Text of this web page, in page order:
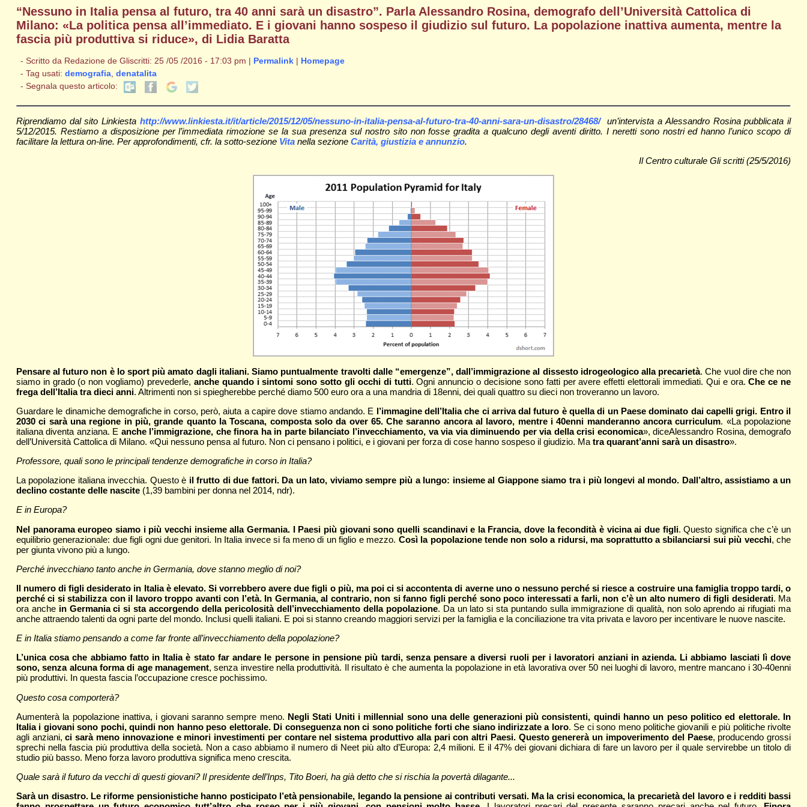
“Nessuno in Italia pensa al futuro, tra 40 anni sarà un disastro”. Parla Alessandro Rosina, demografo dell’Università Cattolica di
Milano: «La politica pensa all’immediato. E i giovani hanno sospeso il giudizio sul futuro. La popolazione inattiva aumenta, mentre la
fascia più produttiva si riduce», di Lidia Baratta
- Scritto da Redazione de Gliscritti: 25 /05 /2016 - 17:03 pm | Permalink| Homepage
- Tag usati: demografia, denatalita
- Segnala questo articolo:
Riprendiamo dal sito Linkiesta http://www.linkiesta.it/it/article/2015/12/05/nessuno-in-italia-pensa-al-futuro-tra-40-anni-sara-un-disastro/28468/un’intervista a Alessandro Rosina pubblicata il
5/12/2015. Restiamo a disposizione per l’immediata rimozione se la sua presenza sul nostro sito non fosse gradita a qualcuno degli aventi diritto. I neretti sono nostri ed hanno l’unico scopo di
facilitare la lettura on-line. Per approfondimenti, cfr. la sotto-sezione Vitanella sezione Carità, giustizia e annunzio.
Il Centro culturale Gli scritti (25/5/2016)
Pensare al futuro non è lo sport più amato dagli italiani. Siamo puntualmente travolti dalle “emergenze”, dall’immigrazione al dissesto idrogeologico alla precarietà. Che vuol dire che non
siamo in grado (o non vogliamo) prevederle, anche quando i sintomi sono sotto gli occhi di tutti. Ogni annuncio o decisione sono fatti per avere effetti elettorali immediati. Qui e ora.Che ce ne
frega dell’Italia tra dieci anni. Altrimenti non si spiegherebbe perché diamo 500 euro ora a una mandria di 18enni, dei quali quattro su dieci non troveranno un lavoro.
Guardare le dinamiche demografiche in corso, però, aiuta a capire dove stiamo andando. E l’immagine dell’Italia che ci arriva dal futuro è quella di un Paese dominato dai capelli grigi. Entro il
2030 ci sarà una regione in più, grande quanto la Toscana, composta solo da over 65. Che saranno ancora al lavoro, mentre i 40enni manderanno ancora curriculum. «La popolazione
italiana diventa anziana. E anche l’immigrazione, che finora ha in parte bilanciato l’invecchiamento, va via via diminuendo per via della crisi economica», diceAlessandro Rosina, demografo
dell’Università Cattolica di Milano. «Qui nessuno pensa al futuro. Non ci pensano i politici, e i giovani per forza di cose hanno sospeso il giudizio. Ma tra quarant’anni sarà un disastro».
Professore, quali sono le principali tendenze demografiche in corso in Italia?
La popolazione italiana invecchia. Questo è il frutto di due fattori. Da un lato, viviamo sempre più a lungo: insieme al Giappone siamo tra i più longevi al mondo. Dall’altro, assistiamo a un
declino costante delle nascite(1,39 bambini per donna nel 2014, ndr).
E in Europa?
Nel panorama europeo siamo i più vecchi insieme alla Germania. I Paesi più giovani sono quelli scandinavi e la Francia, dove la fecondità è vicina ai due figli. Questo significa che c’è un
equilibrio generazionale: due figli ogni due genitori. In Italia invece si fa meno di un figlio e mezzo. Così la popolazione tende non solo a ridursi, ma soprattutto a sbilanciarsi sui più vecchi, che
per giunta vivono più a lungo.
Perché invecchiano tanto anche in Germania, dove stanno meglio di noi?
Il numero di figli desiderato in Italia è elevato. Si vorrebbero avere due figli o più, ma poi ci si accontenta di averne uno o nessuno perché si riesce a costruire una famiglia troppo tardi, o
perché ci si stabilizza con il lavoro troppo avanti con l’età. In Germania, al contrario, non si fanno figli perché sono poco interessati a farli, non c’è un alto numero di figli desiderati. Ma
ora anche in Germania ci si sta accorgendo della pericolosità dell’invecchiamento della popolazione. Da un lato si sta puntando sulla immigrazione di qualità, non solo aprendo ai rifugiati ma
anche attraendo talenti da ogni parte del mondo. Inclusi quelli italiani. E poi si stanno creando maggiori servizi per la famiglia e la conciliazione tra vita privata e lavoro per incentivare le nuove nascite.
E in Italia stiamo pensando a come far fronte all’invecchiamento della popolazione?
L’unica cosa che abbiamo fatto in Italia è stato far andare le persone in pensione più tardi, senza pensare a diversi ruoli per i lavoratori anziani in azienda. Li abbiamo lasciati lì dove
sono, senza alcuna forma di age management, senza investire nella produttività. Il risultato è che aumenta la popolazione in età lavorativa over 50 nei luoghi di lavoro, mentre mancano i 30-40enni
più produttivi. In questa fascia l’occupazione cresce pochissimo.
Questo cosa comporterà?
Aumenterà la popolazione inattiva, i giovani saranno sempre meno. Negli Stati Uniti i millennial sono una delle generazioni più consistenti, quindi hanno un peso politico ed elettorale. In
Italia i giovani sono pochi, quindi non hanno peso elettorale. Di conseguenza non ci sono politiche forti che siano indirizzate a loro. Se ci sono meno politiche giovanili e più politiche rivolte
agli anziani,ci sarà meno innovazione e minori investimenti per contare nel sistema produttivo alla pari con altri Paesi. Questo genererà un impoverimento del Paese, producendo grossi
sprechi nella fascia più produttiva della società. Non a caso abbiamo il numero di Neet più alto d’Europa: 2,4 milioni. E il 47% dei giovani dichiara di fare un lavoro per il quale servirebbe un titolo di
studio più basso. Meno forza lavoro produttiva significa meno crescita.
Quale sarà il futuro da vecchi di questi giovani? Il presidente dell’Inps, Tito Boeri, ha già detto che si rischia la povertà dilagante...
Sarà un disastro. Le riforme pensionistiche hanno posticipato l’età pensionabile, legando la pensione ai contributi versati. Ma la crisi economica, la precarietà del lavoro e i redditi bassi